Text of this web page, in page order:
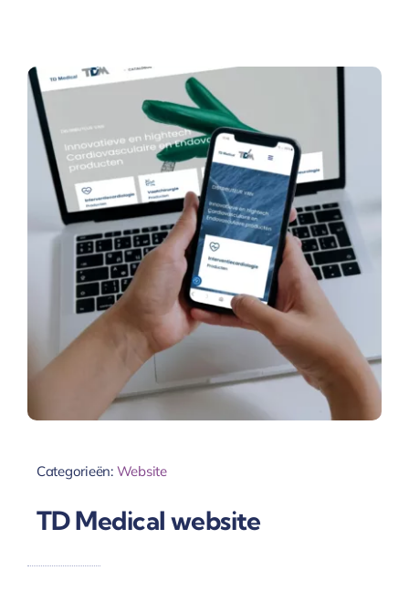
Categorieën: Website
TD Medical website